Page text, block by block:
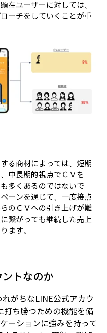
在ユーザーに対しては、
ーチをしていくことが重
る商材によっては、短期
中長期的視点でＣＶを
多くあるのではないで
ーンを通じて、一度接点
のＣＶへの引き上げが難
繋がっても継続した売上
ます。
トなのか
がちなLINE公式アカウ
打ち勝つための機能を備
ーションに強みを持って